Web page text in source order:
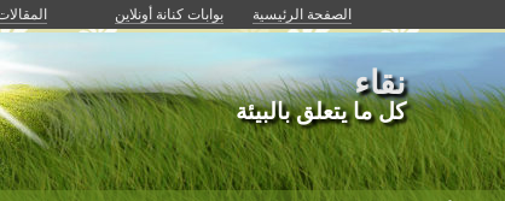
الصفحة الرئيسية بوابات كنانة أونلاين
نقاء
كل ما يتعلق بالبيئة